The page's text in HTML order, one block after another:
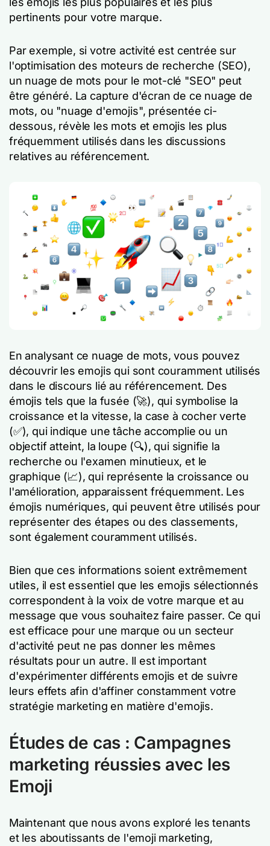
pertinents pour votre marque.
Par exemple, si votre activité est centrée sur
l'optimisation des moteurs de recherche (SEO),
un nuage de mots pour le mot-clé "SEO" peut
être généré. La capture d'écran de ce nuage de
mots, ou "nuage d'emojis", présentée ci-
dessous, révèle les mots et emojis les plus
fréquemment utilisés dans les discussions
relatives au référencement.
En analysant ce nuage de mots, vous pouvez
découvrir les emojis qui sont couramment utilisés
dans le discours lié au référencement. Des
émojis tels que la fusée (🚀), qui symbolise la
croissance et la vitesse, la case à cocher verte
(✅), qui indique une tâche accomplie ou un
objectif atteint, la loupe (🔍), qui signifie la
recherche ou l'examen minutieux, et le
graphique (📈), qui représente la croissance ou
l'amélioration, apparaissent fréquemment. Les
émojis numériques, qui peuvent être utilisés pour
représenter des étapes ou des classements,
sont également couramment utilisés.
Bien que ces informations soient extrêmement
utiles, il est essentiel que les emojis sélectionnés
correspondent à la voix de votre marque et au
message que vous souhaitez faire passer. Ce qui
est efficace pour une marque ou un secteur
d'activité peut ne pas donner les mêmes
résultats pour un autre. Il est important
d'expérimenter différents emojis et de suivre
leurs effets afin d'affiner constamment votre
stratégie marketing en matière d'emojis.
Études de cas : Campagnes
marketing réussies avec les
Emoji
Maintenant que nous avons exploré les tenants
et les aboutissants de l'emoji marketing,